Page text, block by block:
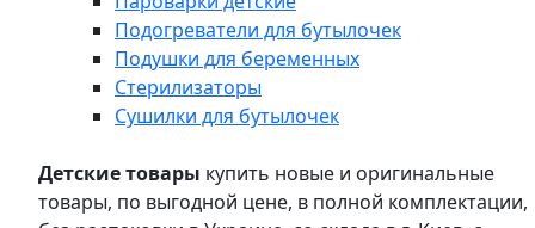
Подогреватели для бутылочек
Подушки для беременных
Стерилизаторы
Сушилки для бутылочек
Детские товары купить новые и оригинальные
товары, по выгодной цене, в полной комплектации,